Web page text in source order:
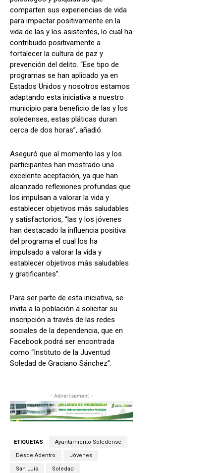
comparten sus experiencias de vida
para impactar positivamente en la
vida de las y los asistentes, lo cual ha
contribuido positivamente a
fortalecer la cultura de paz y
prevención del delito. “Ese tipo de
programas se han aplicado ya en
Estados Unidos y nosotros estamos
adaptando esta iniciativa a nuestro
municipio para beneficio de las y los
soledenses, estas pláticas duran
cerca de dos horas”, añadió.
Aseguró que al momento las y los
participantes han mostrado una
excelente aceptación, ya que han
alcanzado reflexiones profundas que
los impulsan a valorar la vida y
establecer objetivos más saludables
y satisfactorios, “las y los jóvenes
han destacado la influencia positiva
del programa el cual los ha
impulsado a valorar la vida y
establecer objetivos más saludables
y gratificantes”.
Para ser parte de esta iniciativa, se
invita a la población a solicitar su
inscripción a través de las redes
sociales de la dependencia, que en
Facebook podrá ser encontrada
como “Instituto de la Juventud
Soledad de Graciano Sánchez”.
- Advertisement -
ETIQUETAS Ayuntamiento Soledense
Desde Adentro Jóvenes
San Luis Soledad